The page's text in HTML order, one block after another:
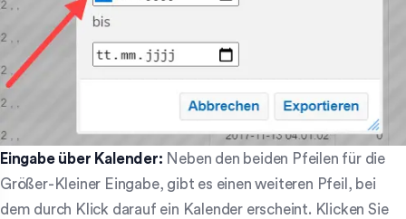
Eingabe über Kalender: Neben den beiden Pfeilen für die
Größer-Kleiner Eingabe, gibt es einen weiteren Pfeil, bei
dem durch Klick darauf ein Kalender erscheint. Klicken Sie